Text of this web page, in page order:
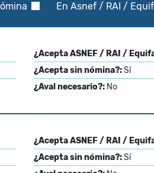
En Asnef / RAI /
¿Acepta ASNEF / RAI /
¿Acepta sin nómina?:Sí
¿Aval necesario?: No
¿Acepta ASNEF / RAI /
¿Acepta sin nómina?:Sí